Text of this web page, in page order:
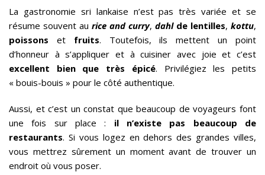
La gastronomie sri lankaise n’est pas très variée et se
résume souvent au rice and curry, dahlde lentilles, kottu,
poissons et fruits. Toutefois, ils mettent un point
d’honneur à s’appliquer et à cuisiner avec joie et c’est
excellent bien que très épicé. Privilégiez les petits
« bouis-bouis » pour le côté authentique.
Aussi, et c’est un constat que beaucoup de voyageurs font
une fois sur place : il n’existe pas beaucoup de
restaurants. Si vous logez en dehors des grandes villes,
vous mettrez sûrement un moment avant de trouver un
endroit où vous poser.